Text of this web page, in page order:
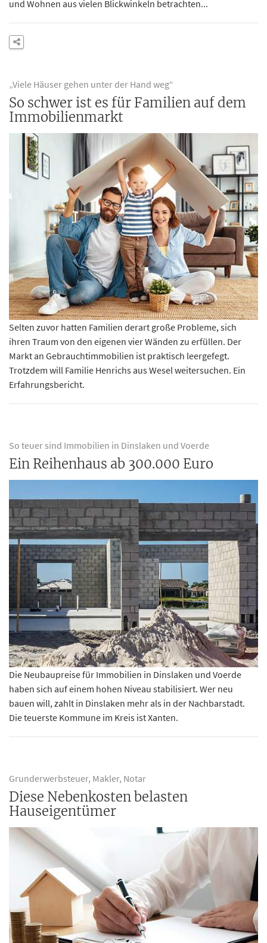
und Wohnen aus vielen Blickwinkeln betrachten...
„Viele Häuser gehen unter der Hand weg“
So schwer ist es für Familien auf dem
Immobilienmarkt
Selten zuvor hatten Familien derart große Probleme, sich
ihren Traum von den eigenen vier Wänden zu erfüllen. Der
Markt an Gebrauchtimmobilien ist praktisch leergefegt.
Trotzdem will Familie Henrichs aus Wesel weitersuchen. Ein
Erfahrungsbericht.
So teuer sind Immobilien in Dinslaken und Voerde
Ein Reihenhaus ab 300.000 Euro
Die Neubaupreise für Immobilien in Dinslaken und Voerde
haben sich auf einem hohen Niveau stabilisiert. Wer neu
bauen will, zahlt in Dinslaken mehr als in der Nachbarstadt.
Die teuerste Kommune im Kreis ist Xanten.
Grunderwerbsteuer, Makler, Notar
Diese Nebenkosten belasten
Hauseigentümer